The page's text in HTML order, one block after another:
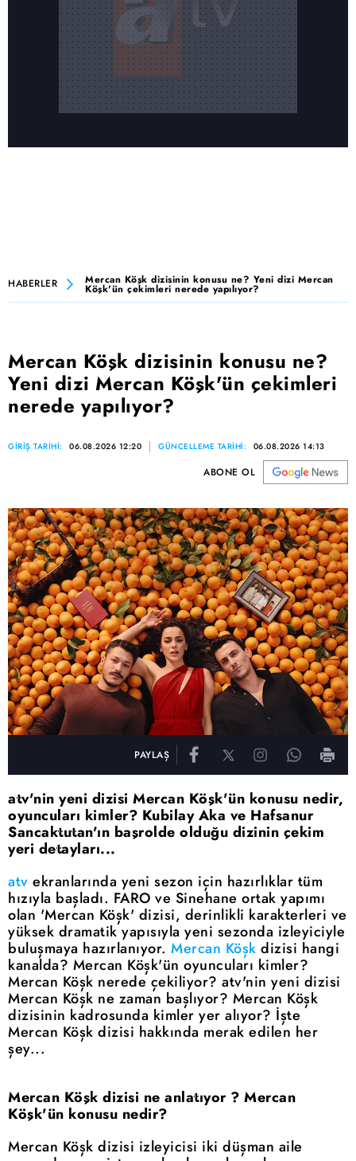
HABERLER Mercan Köşk dizisinin konusu ne? Yeni dizi Mercan
Köşk'ün çekimleri nerede yapılıyor?
Mercan Köşk dizisinin konusu ne?
Yeni dizi Mercan Köşk'ün çekimleri
nerede yapılıyor?
GİRİŞ TARİHİ: 06.08.2026 12:20 GÜNCELLEME TARİHİ: 06.08.2026 14:13
ABONE OL
PAYLAŞ
atv'nin yeni dizisi Mercan Köşk'ün konusu nedir,
oyuncuları kimler? Kubilay Aka ve Hafsanur
Sancaktutan'ın başrolde olduğu dizinin çekim
yeri detayları...
atv ekranlarında yeni sezon için hazırlıklar tüm
hızıyla başladı. FARO ve Sinehane ortak yapımı
olan 'Mercan Köşk' dizisi, derinlikli karakterleri ve
yüksek dramatik yapısıyla yeni sezonda izleyiciyle
buluşmaya hazırlanıyor. Mercan Köşk dizisi hangi
kanalda? Mercan Köşk'ün oyuncuları kimler?
Mercan Köşk nerede çekiliyor? atv'nin yeni dizisi
Mercan Köşk ne zaman başlıyor? Mercan Köşk
dizisinin kadrosunda kimler yer alıyor? İşte
Mercan Köşk dizisi hakkında merak edilen her
şey...
Mercan Köşk dizisi ne anlatıyor ? Mercan
Köşk'ün konusu nedir?
Mercan Köşk dizisi izleyicisi iki düşman aile